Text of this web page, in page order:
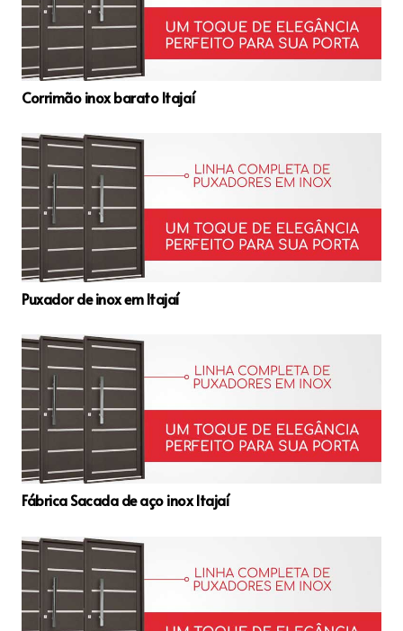
Corrimão inox barato Itajaí
Puxador de inox em Itajaí
Fábrica Sacada de aço inox Itajaí